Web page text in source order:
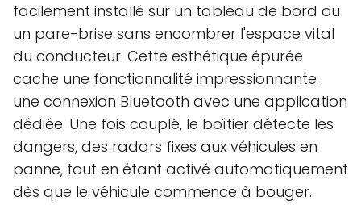
facilement installé sur un tableau de bord ou
un pare-brise sans encombrer l'espace vital
du conducteur. Cette esthétique épurée
cache une fonctionnalité impressionnante :
une connexion Bluetooth avec une application
dédiée. Une fois couplé, le boîtier détecte les
dangers, des radars fixes aux véhicules en
panne, tout en étant activé automatiquement
dès que le véhicule commence à bouger.